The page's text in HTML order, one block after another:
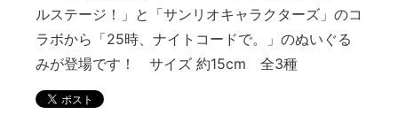
ルステージ！」と「サンリオキャラクターズ」のコ
ラボから「25時、ナイトコードで。」のぬいぐる
みが登場です！ サイズ 約15cm 全3種